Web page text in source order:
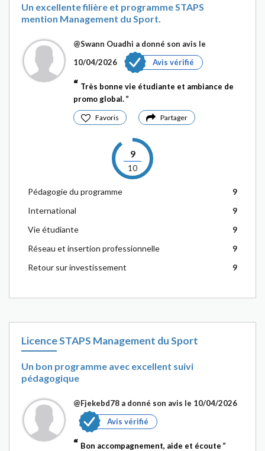
Un excellente filière et programme STAPS
mention Management du Sport.
@Swann Ouadhi a donné son avis le
10/04/2026
Avis vérifié
Très bonne vie étudiante et ambiance de
promo global.
Favoris Partager
9
10
Pédagogie du programme
9
International
9
Vie étudiante
9
Réseau et insertion professionnelle
9
Retour sur investissement
9
Licence STAPS Management du Sport
Un bon programme avec excellent suivi
pédagogique
@Fjekebd78 a donné son avis le 10/04/2026
Avis vérifié
Bon accompagnement, aide et écoute